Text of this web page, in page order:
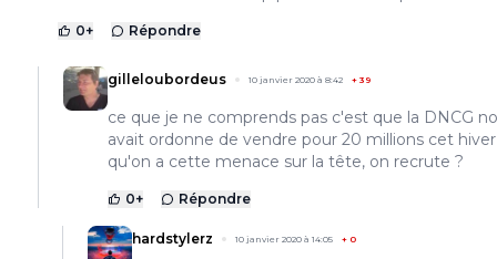
0+ Répondre
gilleloubordeus 10 janvier 2020 à 8:42 + 39
ce que je ne comprends pas c'est que la DNCG
avait ordonne de vendre pour 20 millions cet
qu'on a cette menace sur la tête, on recrute ?
0+ Répondre
hardstylerz 10 janvier 2020 à 14:05 + 0